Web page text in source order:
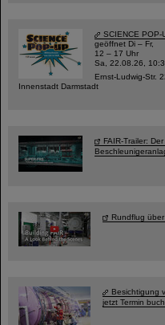
SCIENCE POP-
geöffnet Di – Fr,
12 – 17 Uhr
Sa, 22.08.26,
Ernst-Ludwig-Str.
Innenstadt Darmstadt
FAIR-Trailer:
Rundflug
Besichtigung
jetzt Termin